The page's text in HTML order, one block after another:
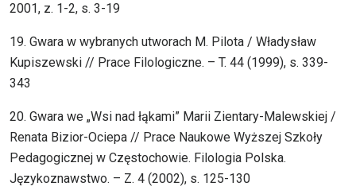
2001, z. 1-2, s. 3-19
19. Gwara w wybranych utworach M. Pilota / Władysław
Kupiszewski // Prace Filologiczne. – T. 44 (1999), s. 339-
343
20. Gwara we „Wsi nad łąkami” Marii Zientary-Malewskiej /
Renata Bizior-Ociepa // Prace Naukowe Wyższej Szkoły
Pedagogicznej w Częstochowie. Filologia Polska.
Językoznawstwo. – Z. 4 (2002), s. 125-130